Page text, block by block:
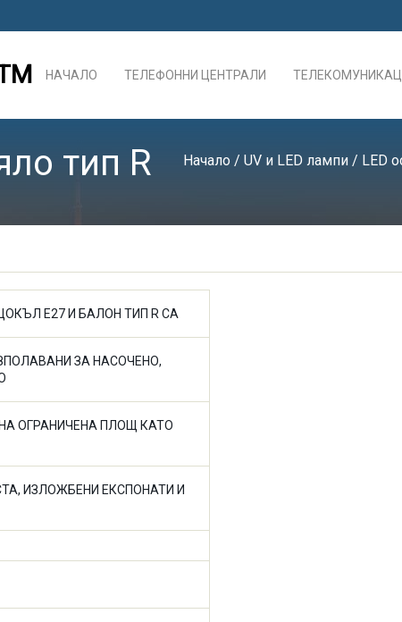
НАЧАЛО ТЕЛЕФОННИ ЦЕНТРАЛИ
тип R Начало / UV и LED лампи / LED
E27 И БАЛОН ТИП R СА
ЗА НАСОЧЕНО,
ОГРАНИЧЕНА ПЛОЩ КАТО
ИЗЛОЖБЕНИ ЕКСПОНАТИ И